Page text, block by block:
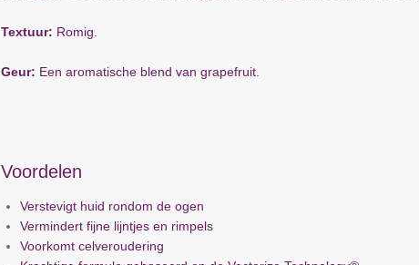
Textuur: Romig.
Geur: Een aromatische blend van grapefruit.
Voordelen
Verstevigt huid rondom de ogen
Vermindert fijne lijntjes en rimpels
Voorkomt celveroudering